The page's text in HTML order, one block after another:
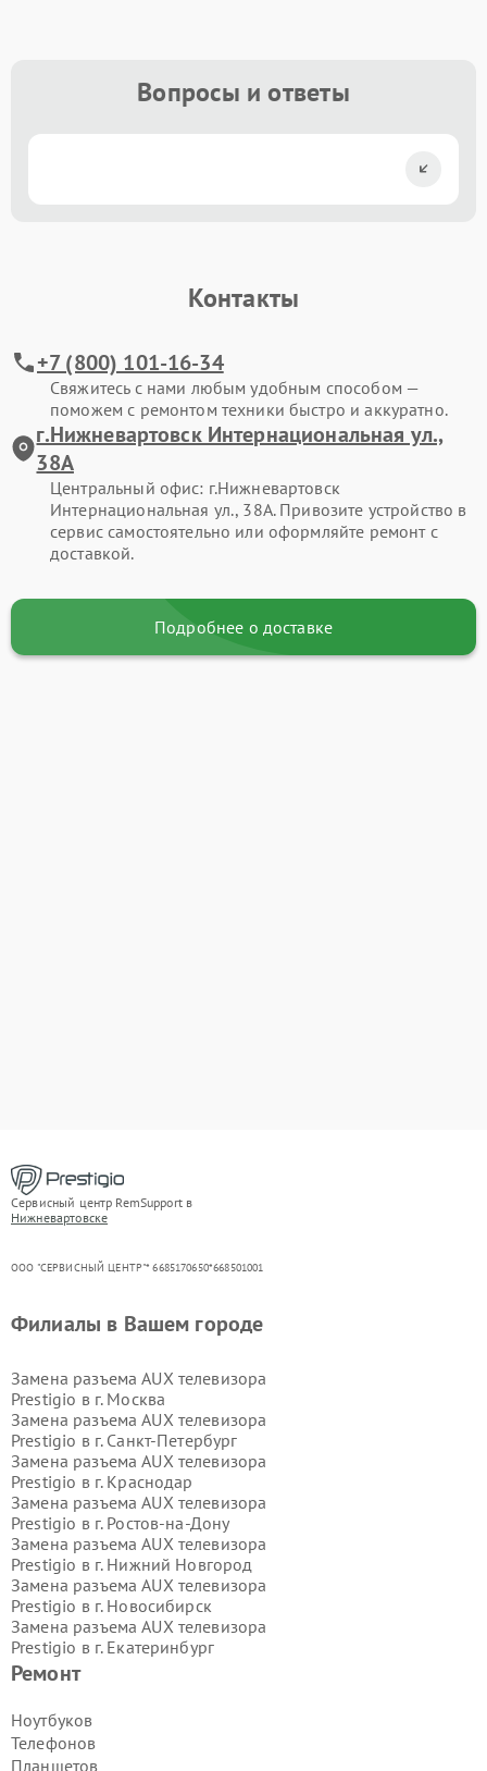
Вопросы и ответы
Контакты
+7 (800) 101-16-34
Свяжитесь с нами любым удобным способом —
поможем с ремонтом техники быстро и аккуратно.
г.Нижневартовск Интернациональная ул.,
38А
Центральный офис: г.Нижневартовск
Интернациональная ул., 38А. Привозите устройство в
сервис самостоятельно или оформляйте ремонт с
доставкой.
Подробнее о доставке
Сервисный центр RemSupport в
Нижневартовске
ООО "СЕРВИСНЫЙ ЦЕНТР"* 6685170650*668501001
Ремонт
Ноутбуков
Телефонов
Планшетов
Филиалы в Вашем городе
Замена разъема AUX телевизора
Prestigio в г. Москва
Замена разъема AUX телевизора
Prestigio в г. Санкт-Петербург
Замена разъема AUX телевизора
Prestigio в г. Краснодар
Замена разъема AUX телевизора
Prestigio в г. Ростов-на-Дону
Замена разъема AUX телевизора
Prestigio в г. Нижний Новгород
Замена разъема AUX телевизора
Prestigio в г. Новосибирск
Замена разъема AUX телевизора
Prestigio в г. Екатеринбург
Замена разъема AUX телевизора
Замена разъема AUX телевизора
Prestigio в г.
Замена разъема AUX телевизора